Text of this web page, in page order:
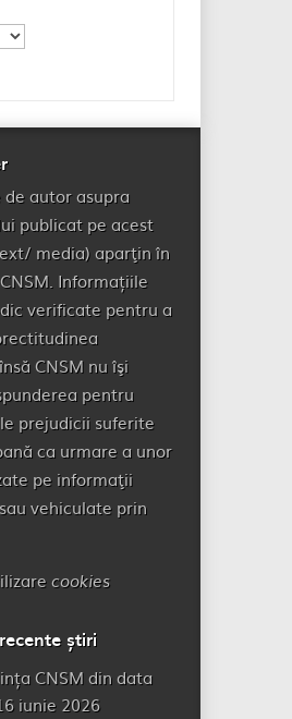
autor asupra
publicat pe acest
media) aparţin în
Informațiile
verificate pentru a
CNSM nu îşi
pentru
prejudicii suferite
ca urmare a unor
pe informaţii
vehiculate prin
cookies
știri
CNSM din data
iunie 2026